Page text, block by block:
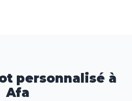
personnalisé à
Afa